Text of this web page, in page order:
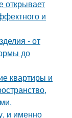
открывает
и
- от
до
квартиры и
и именно